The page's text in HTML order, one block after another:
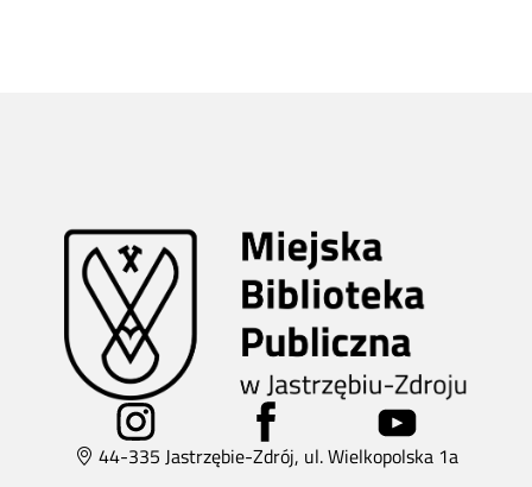
44-335 Jastrzębie-Zdrój, ul. Wielkopolska 1a